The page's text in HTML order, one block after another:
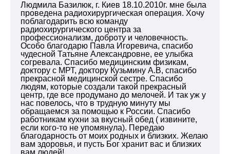
Людмила Базилюк, г. Киев 18.10.2010г. мне была
проведена радиохирургическая операция. Хочу
поблагодарить всю команду
радиохирургического центра за
профессионализм, доброту и человечность.
Особо благодарю Павла Игоревича, спасибо
чудесной Татьяне Александровне, ее улыбка
согревала. Спасибо медицинским физикам,
доктору с МРТ, доктору Кузьмину А.В, спасибо
прекрасной медицинской сестре. Спасибо
людям, которые создали такой прекрасный
центр, где все продумано до мелочей. И так уж у
нас повелось, что в трудную минуту мы
обращаемся за помощью к России. Спасибо
работникам кухни за вкусный обед ( извините,
если кого-то не упомянула). Передаю
благодарность от моих родных и близких. Желаю
вам здоровья, и пусть Бог хранит вас и близких
вам людей!